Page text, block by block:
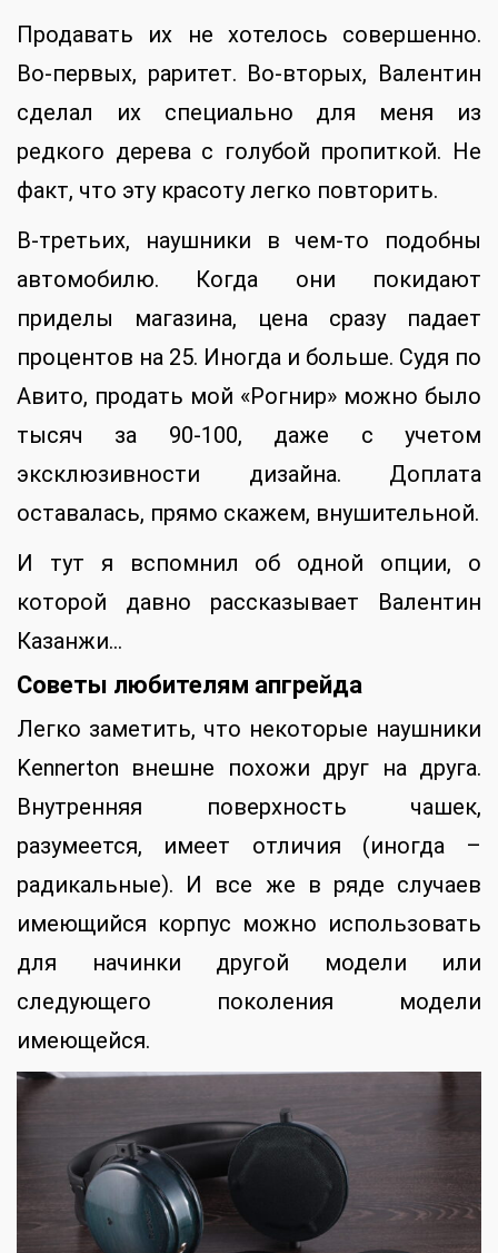
Продавать их не хотелось совершенно.
Во-первых, раритет. Во-вторых, Валентин
сделал их специально для меня из
редкого дерева с голубой пропиткой. Не
факт, что эту красоту легко повторить.
В-третьих, наушники в чем-то подобны
автомобилю. Когда они покидают
приделы магазина, цена сразу падает
процентов на 25. Иногда и больше. Судя по
Авито, продать мой «Рогнир» можно было
тысяч за 90-100, даже с учетом
эксклюзивности дизайна. Доплата
оставалась, прямо скажем, внушительной.
И тут я вспомнил об одной опции, о
которой давно рассказывает Валентин
Казанжи…
Советы любителям апгрейда
Легко заметить, что некоторые наушники
Kennerton внешне похожи друг на друга.
Внутренняя поверхность чашек,
разумеется, имеет отличия (иногда –
радикальные). И все же в ряде случаев
имеющийся корпус можно использовать
для начинки другой модели или
следующего поколения модели
имеющейся.